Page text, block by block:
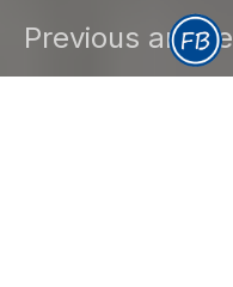
Previous article